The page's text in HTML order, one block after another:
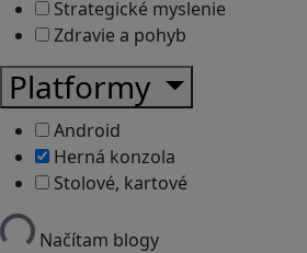
Strategické myslenie
Zdravie a pohyb
Platformy
Android
Herná konzola
Stolové, kartové
Načítam blogy